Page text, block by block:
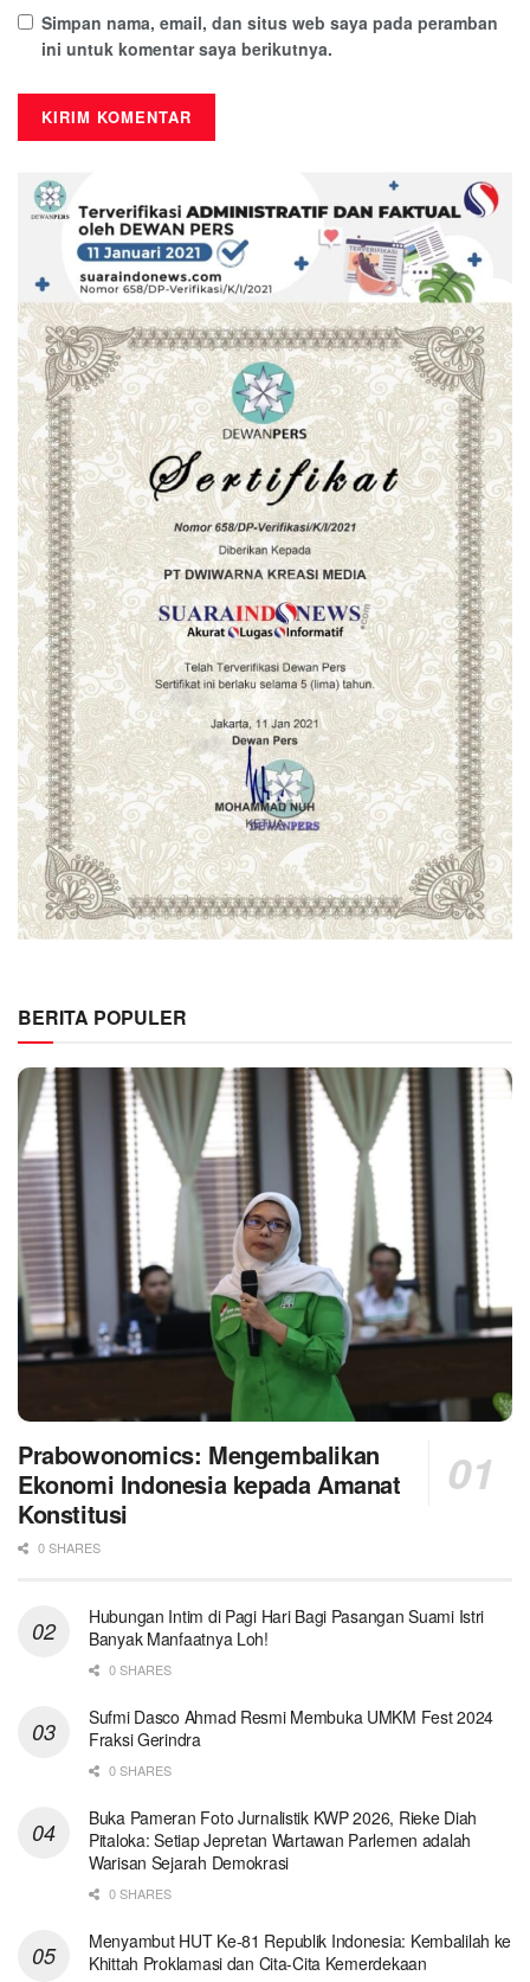
Simpan nama, email, dan situs web saya pada peramban
ini untuk komentar saya berikutnya.
BERITA POPULER
Prabowonomics: Mengembalikan
Ekonomi Indonesia kepada Amanat
Konstitusi
0 SHARES
Hubungan Intim di Pagi Hari Bagi Pasangan Suami Istri
Banyak Manfaatnya Loh!
0 SHARES
Sufmi Dasco Ahmad Resmi Membuka UMKM Fest 2024
Fraksi Gerindra
0 SHARES
Buka Pameran Foto Jurnalistik KWP 2026, Rieke Diah
Pitaloka: Setiap Jepretan Wartawan Parlemen adalah
Warisan Sejarah Demokrasi
0 SHARES
Menyambut HUT Ke-81 Republik Indonesia: Kembalilah ke
Khittah Proklamasi dan Cita-Cita Kemerdekaan